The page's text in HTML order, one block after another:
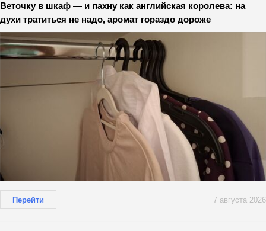
Веточку в шкаф — и пахну как английская королева: на
духи тратиться не надо, аромат гораздо дороже
Перейти 7 августа 2026